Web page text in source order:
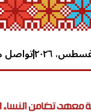
تواصل